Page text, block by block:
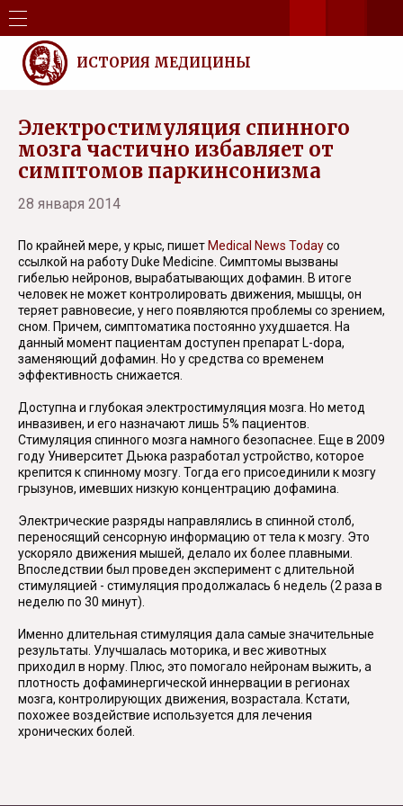
ИСТОРИЯ МЕДИЦИНЫ
Электростимуляция спинного
мозга частично избавляет от
симптомов паркинсонизма
28 января 2014
По крайней мере, у крыс, пишет Medical News Todayсо
ссылкой на работу Duke Medicine. Симптомы вызваны
гибелью нейронов, вырабатывающих дофамин. В итоге
человек не может контролировать движения, мышцы, он
теряет равновесие, у него появляются проблемы со зрением,
сном. Причем, симптоматика постоянно ухудшается. На
данный момент пациентам доступен препарат L-dopa,
заменяющий дофамин. Но у средства со временем
эффективность снижается.
Доступна и глубокая электростимуляция мозга. Но метод
инвазивен, и его назначают лишь 5% пациентов.
Стимуляция спинного мозга намного безопаснее. Еще в 2009
году Университет Дьюка разработал устройство, которое
крепится к спинному мозгу. Тогда его присоединили к мозгу
грызунов, имевших низкую концентрацию дофамина.
Электрические разряды направлялись в спинной столб,
переносящий сенсорную информацию от тела к мозгу. Это
ускоряло движения мышей, делало их более плавными.
Впоследствии был проведен эксперимент с длительной
стимуляцией - стимуляция продолжалась 6 недель (2 раза в
неделю по 30 минут).
Именно длительная стимуляция дала самые значительные
результаты. Улучшалась моторика, и вес животных
приходил в норму. Плюс, это помогало нейронам выжить, а
плотность дофаминергической иннервации в регионах
мозга, контролирующих движения, возрастала. Кстати,
похожее воздействие используется для лечения
хронических болей.